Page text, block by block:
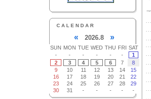
CALENDAR
« 2026.8 »
SUN MON TUE WED THU FRI SAT
-
- - - - -
1
2
3 4 5 6 7
8
9
10 11 12 13 14
15
16
17 18 19 20 21
22
23
24 25 26 27 28
29
30
31 - - - - -